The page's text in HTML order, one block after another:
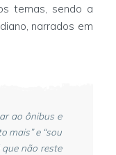
temas, sendo a
narrados em
ao ônibus e
mais” e “sou
não reste